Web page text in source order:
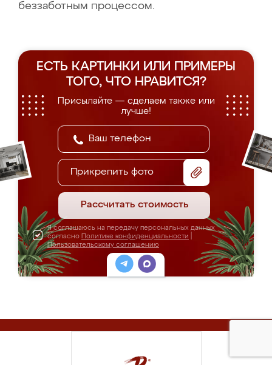
беззаботным процессом.
ЕСТЬ КАРТИНКИ ИЛИ ПРИМЕРЫ
ТОГО, ЧТО НРАВИТСЯ?
Присылайте — сделаем также или
лучше!
Прикрепить фото
Рассчитать стоимость
Я соглашаюсь на передачу персональных данных
согласно Политике конфиденциальности
Пользовательскому соглашению